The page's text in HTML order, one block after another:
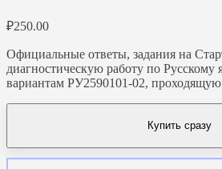
₽250.00
Официальные ответы, задания на
диагностическую работу по Русскому
вариантам РУ2590101-02, проходящую
Купить сразу